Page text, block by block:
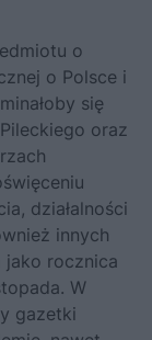
o
o Polsce i
się
oraz
działalności
innych
jako rocznica
W
gazetki